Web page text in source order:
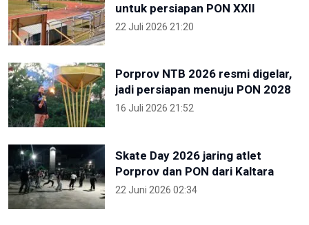
untuk persiapan PON XXII
22 Juli 2026 21:20
Porprov NTB 2026 resmi digelar,
jadi persiapan menuju PON 2028
16 Juli 2026 21:52
Skate Day 2026 jaring atlet
Porprov dan PON dari Kaltara
22 Juni 2026 02:34